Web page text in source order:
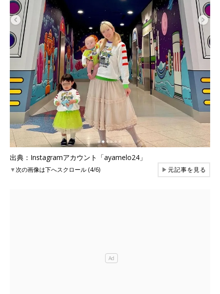
出典：Instagramアカウント「ayamelo24」
▼次の画像は下へスクロール (4/6) ▶元記事を見る